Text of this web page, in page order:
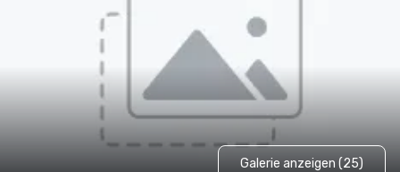
Galerie anzeigen (25)